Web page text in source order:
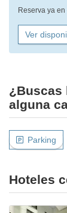
Reserva ya
Ver
¿Buscas
alguna
Parking
Hoteles